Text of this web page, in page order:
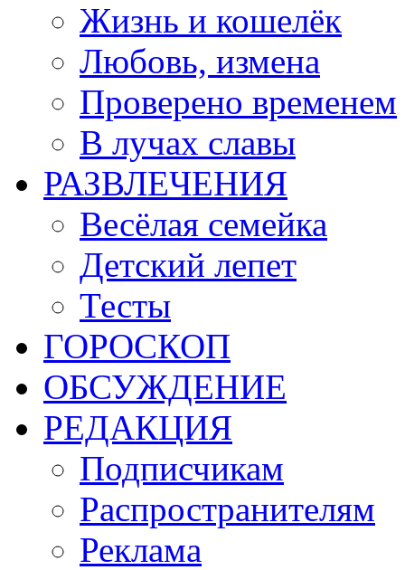
Жизнь и кошелёк
Любовь, измена
Проверено временем
В лучах славы
РАЗВЛЕЧЕНИЯ
Весёлая семейка
Детский лепет
Тесты
ГОРОСКОП
ОБСУЖДЕНИЕ
РЕДАКЦИЯ
Подписчикам
Распространителям
Реклама